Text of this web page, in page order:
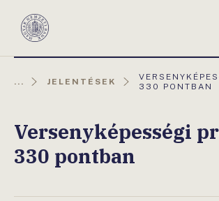
Magyar
... JELENTÉSEK
AKTUÁLIS
OLDAL:
330 PONTBAN
Versenyképességi
330 pontban